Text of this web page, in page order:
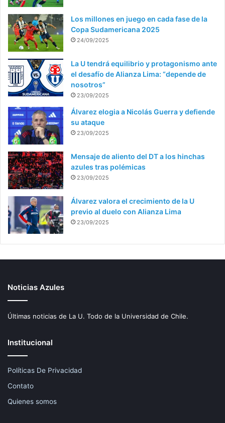
Los millones en juego en cada fase de la
Copa Sudamericana 2025
24/09/2025
La U tendrá equilibrio y protagonismo ante
el desafío de Alianza Lima: “depende de
nosotros”
23/09/2025
Álvarez elogia a Nicolás Guerra y defiende
su ataque
23/09/2025
Mensaje de aliento del DT a los hinchas
azules tras polémicas
23/09/2025
Álvarez valora el crecimiento de la U
previo al duelo con Alianza Lima
23/09/2025
Noticias Azules
Últimas noticias de La U. Todo de la Universidad de Chile.
Institucional
Políticas De Privacidad
Contato
Quienes somos